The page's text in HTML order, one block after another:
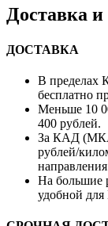
Доставка
ДОСТАВКА
В пределах
бесплатно
Меньше 10
400 рублей.
За КАД
рублей/
На большие
удобной